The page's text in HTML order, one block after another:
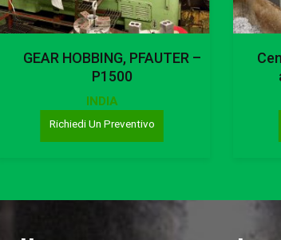
Centro di lavoro verticale a 5
assi, HERMLE – C600U
INDIA
Richiedi Un Preventivo